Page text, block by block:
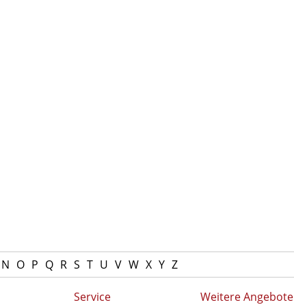
N O P Q R S T U V W X Y Z
Service Weitere Angebote